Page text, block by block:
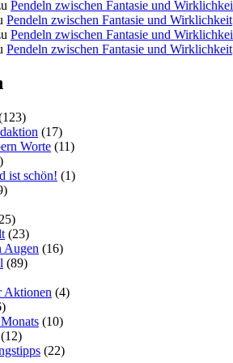
Pendeln zwischen Fantasie und
Pendeln zwischen Fantasie und Wirklichkeit
Pendeln zwischen Fantasie und
Pendeln zwischen Fantasie und Wirklichkeit
(17)
Worte (11)
ist schön! (1)
(23)
Augen (16)
(89)
Aktionen (4)
(10)
(12)
(22)